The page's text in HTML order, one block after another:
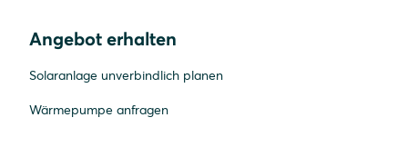
Angebot erhalten
Solaranlage unverbindlich planen
Wärmepumpe anfragen